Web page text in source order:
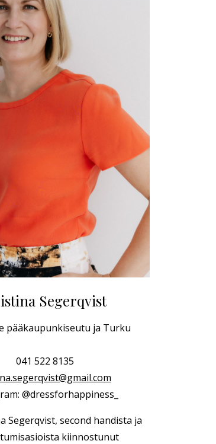
Segerqvist
pääkaupunkiseutu ja Turku
041 522 8135
@dressforhappiness_
Segerqvist, second handista ja
kiinnostunut